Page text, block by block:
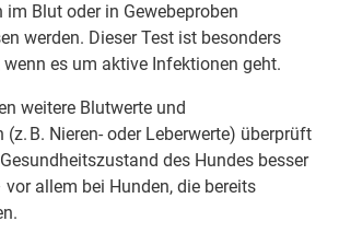
im Blut oder in Gewebeproben
werden. Dieser Test ist besonders
es um aktive Infektionen geht.
weitere Blutwerte und
B. Nieren- oder Leberwerte) überprüft
des Hundes besser
allem bei Hunden, die bereits